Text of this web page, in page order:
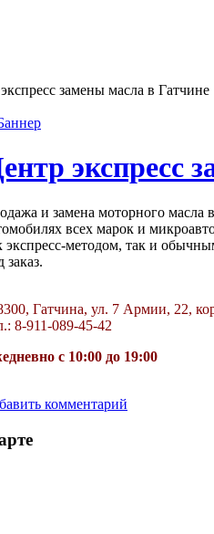
замены масла в Гатчине
экспресс
и замена моторного масла
всех марок и
экспресс-методом, так и
заказ.
Гатчина, ул. 7 Армии, 22,
8-911-089-45-42
с 10:00 до 19:00
комментарий